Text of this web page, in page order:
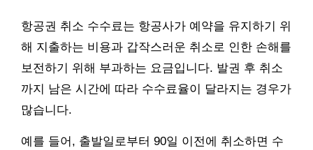
항공권 취소 수수료는 항공사가 예약을 유지하기 위
해 지출하는 비용과 갑작스러운 취소로 인한 손해를
보전하기 위해 부과하는 요금입니다. 발권 후 취소
까지 남은 시간에 따라 수수료율이 달라지는 경우가
많습니다.
예를 들어, 출발일로부터 90일 이전에 취소하면 수